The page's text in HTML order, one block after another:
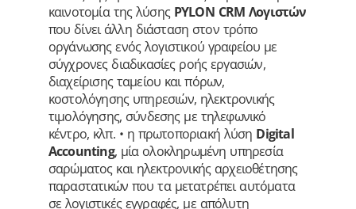
καινοτομία της λύσης PYLON CRM Λογιστών
που δίνει άλλη διάσταση στον τρόπο
οργάνωσης ενός λογιστικού γραφείου με
σύγχρονες διαδικασίες ροής εργασιών,
διαχείρισης ταμείου και πόρων,
κοστολόγησης υπηρεσιών, ηλεκτρονικής
τιμολόγησης, σύνδεσης με τηλεφωνικό
κέντρο, κλπ. • η πρωτοποριακή λύση Digital
Accounting, μία ολοκληρωμένη υπηρεσία
σαρώματος και ηλεκτρονικής αρχειοθέτησης
παραστατικών που τα μετατρέπει αυτόματα
σε λογιστικές εγγραφές, με απόλυτη